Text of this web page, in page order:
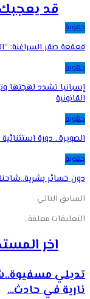
قد
جهوية
قعقعة صقر السراغنة:
جهوية
إسبانيا تشدد لهجتها
القانونية
جهوية
الصويرة.. دورة
جهوية
دون خسائر
السابق التالي
التعليقات مغلقة.
اخر
تديلي
نارية في حادث…